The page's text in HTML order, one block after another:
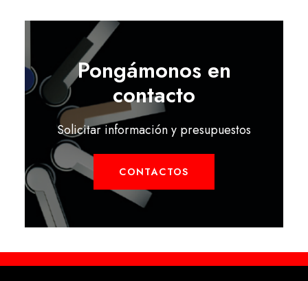
Pongámonos en
contacto
Solicitar información y presupuestos
CONTACTOS